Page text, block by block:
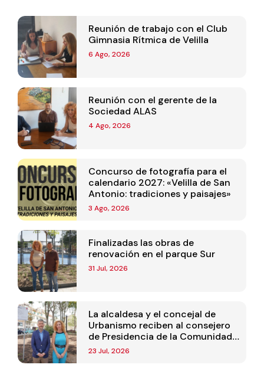
Reunión de trabajo con el Club
Gimnasia Rítmica de Velilla
6 Ago, 2026
Reunión con el gerente de la
Sociedad ALAS
4 Ago, 2026
Concurso de fotografía para el
calendario 2027: «Velilla de San
Antonio: tradiciones y paisajes»
3 Ago, 2026
Finalizadas las obras de
renovación en el parque Sur
31 Jul, 2026
La alcaldesa y el concejal de
Urbanismo reciben al consejero
de Presidencia de la Comunidad
de Madrid
23 Jul, 2026